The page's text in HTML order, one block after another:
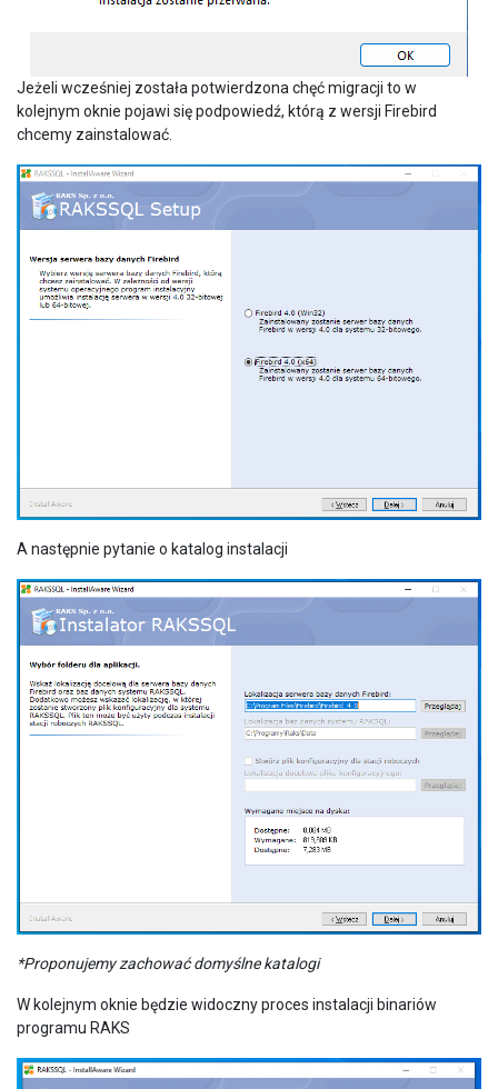
Jeżeli wcześniej została potwierdzona chęć migracji to w
kolejnym oknie pojawi się podpowiedź, którą z wersji Firebird
chcemy zainstalować.
A następnie pytanie o katalog instalacji
*Proponujemy zachować domyślne katalogi
W kolejnym oknie będzie widoczny proces instalacji binariów
programu RAKS